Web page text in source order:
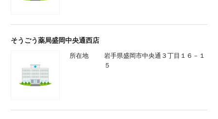
そうごう薬局盛岡中央通西店
所在地
岩手県盛岡市中央通３丁目１６－１
５